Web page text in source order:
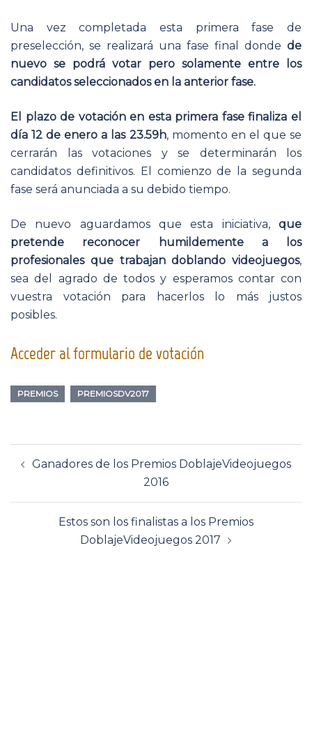
Una vez completada esta primera fase de
preselección, se realizará una fase final donde de
nuevo se podrá votar pero solamente entre los
candidatos seleccionados en la anterior fase.
El plazo de votación en esta primera fase finaliza el
día 12 de enero a las 23.59h, momento en el que se
cerrarán las votaciones y se determinarán los
candidatos definitivos. El comienzo de la segunda
fase será anunciada a su debido tiempo.
De nuevo aguardamos que esta iniciativa, que
pretende reconocer humildemente a los
profesionales que trabajan doblando videojuegos,
sea del agrado de todos y esperamos contar con
vuestra votación para hacerlos lo más justos
posibles.
Acceder al formulario de votación
PREMIOS PREMIOSDV2017
de
Ganadores de los Premios DoblajeVideojuegos
2016
Estos son los finalistas a los Premios
DoblajeVideojuegos 2017